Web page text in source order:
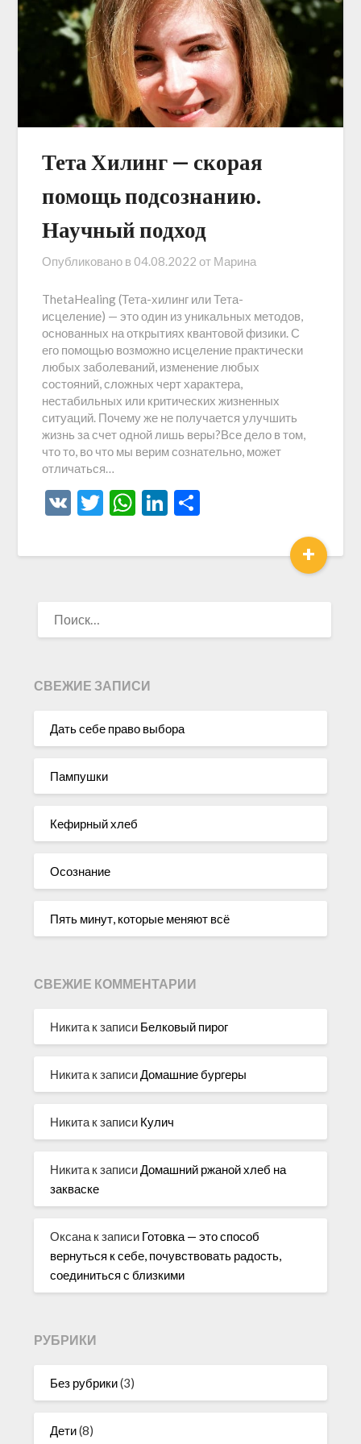
Тета Хилинг — скорая
помощь подсознанию.
Научный подход
Опубликовано в 04.08.2022 от Марина
ThetaHealing (Тета-хилинг или Тета-
исцеление) — это один из уникальных методов,
основанных на открытиях квантовой физики. С
его помощью возможно исцеление практически
любых заболеваний, изменение любых
состояний, сложных черт характера,
нестабильных или критических жизненных
ситуаций. Почему же не получается улучшить
жизнь за счет одной лишь веры?Все дело в том,
что то, во что мы верим сознательно, может
отличаться…
VK Twitter
WhatsApp
LinkedIn
+
СВЕЖИЕ ЗАПИСИ
Дать себе право выбора
Пампушки
Кефирный хлеб
Осознание
Пять минут, которые меняют всё
СВЕЖИЕ КОММЕНТАРИИ
Никита к записи Белковый пирог
Никита к записиДомашние бургеры
Никита к записи Кулич
Никита к записиДомашний ржаной хлеб на
закваске
Оксана к записи Готовка — это способ
вернуться к себе, почувствовать радость,
соединиться с близкими
РУБРИКИ
Без рубрики(3)
Дети(8)